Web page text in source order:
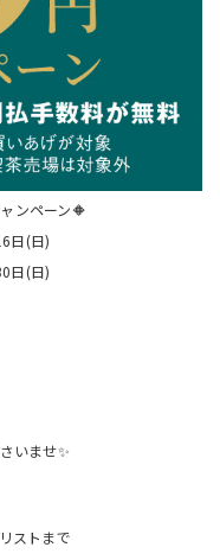
ンペーン🔶
日(日)
日(日)
いませ✨
ストまで